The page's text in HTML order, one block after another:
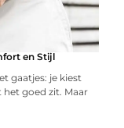
en Stijl
gaatjes: je kiest
goed zit. Maar